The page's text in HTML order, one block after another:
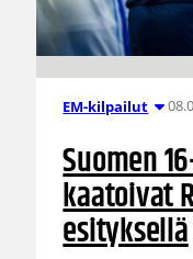
EM-kilpailut
Suomen
kaatoivat
esityksellä